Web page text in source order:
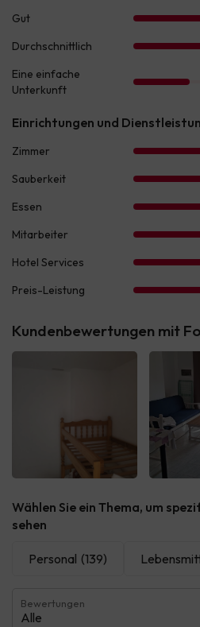
Kundenbewertungen mit
Wählen Sie ein Thema, um
sehen
Personal (139)
Bewertungen
Alle